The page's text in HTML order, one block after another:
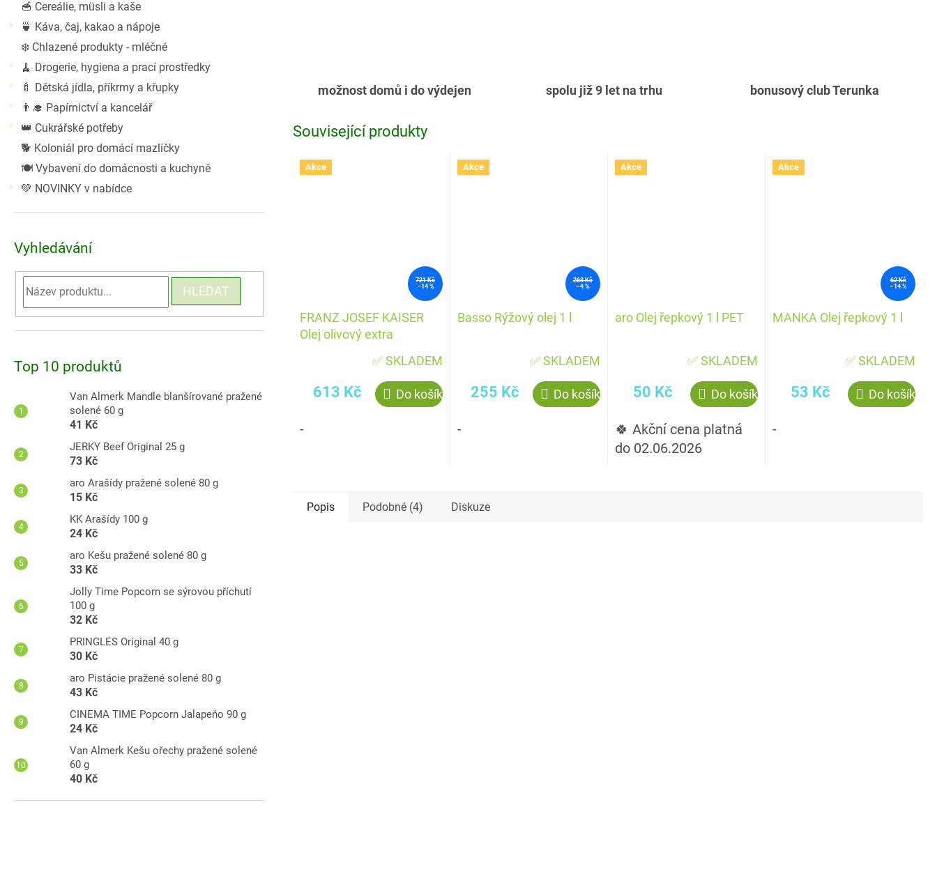
🥣 Cereálie, müsli a kaše
🍵 Káva, čaj, kakao a nápoje
❄️ Chlazené produkty - mléčné
🧹 Drogerie, hygiena a prací prostředky
🍼 Dětská jídla, příkrmy a křupky
👨‍🎓 Papírnictví a kancelář
👑 Cukrářské potřeby
🐕 Koloniál pro domácí mazlíčky
🍽️ Vybavení do domácnosti a kuchyně
💚 NOVINKY v nabídce
Vyhledávání
HLEDAT
Top 10 produktů
Van Almerk Mandle blanšírované pražené
solené 60 g
41 Kč
JERKY Beef Original 25 g
73 Kč
aro Arašídy pražené solené 80 g
15 Kč
KK Arašídy 100 g
24 Kč
aro Kešu pražené solené 80 g
33 Kč
Jolly Time Popcorn se sýrovou příchutí
100 g
32 Kč
PRINGLES Original 40 g
30 Kč
aro Pistácie pražené solené 80 g
43 Kč
CINEMA TIME Popcorn Jalapeňo 90 g
24 Kč
Van Almerk Kešu ořechy pražené solené
60 g
40 Kč
možnost domů i do výdejen spolu již 9 let na trhu bonusový club Terunka
Související produkty
Akce
721 Kč
–14 %
FRANZ JOSEF KAISER
Olej olivový extra
✅ SKLADEM
613 Kč Do košíku
-
Akce
268 Kč
–4 %
Basso Rýžový olej 1 l
✅ SKLADEM
255 Kč Do košíku
-
Akce
aro Olej řepkový 1 l PET
✅ SKLADEM
50 Kč Do košíku
🍀 Akční cena platná
do 02.06.2026
Akce
62 Kč
–14 %
MANKA Olej řepkový 1 l
✅ SKLADEM
53 Kč Do košíku
-
Popis Podobné (4) Diskuze